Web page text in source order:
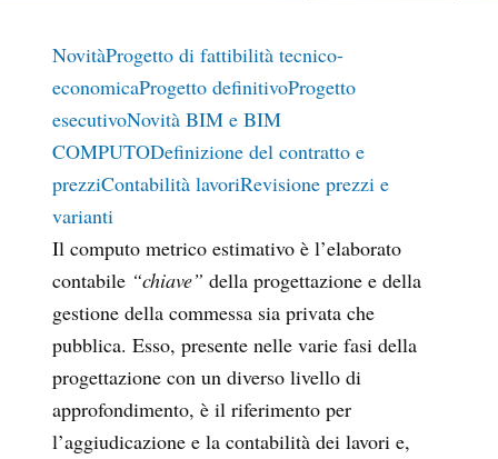
NovitàProgetto di fattibilità tecnico-
economicaProgetto definitivoProgetto
esecutivoNovità BIM e BIM
COMPUTODefinizione del contratto e
prezziContabilità lavoriRevisione prezzi e
varianti
Il computo metrico estimativo è l’elaborato
contabile “chiave” della progettazione e della
gestione della commessa sia privata che
pubblica. Esso, presente nelle varie fasi della
progettazione con un diverso livello di
approfondimento, è il riferimento per
l’aggiudicazione e la contabilità dei lavori e,